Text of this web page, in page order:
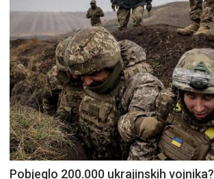
Pobjeglo 200.000 ukrajinskih vojnika?